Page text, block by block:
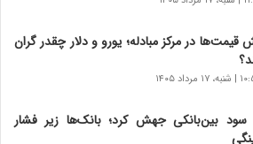
ن
و
س
در مرکز مبادله؛ یورو و دلار چقدر گران
مرداد ۱۴۰۵
سود بین‌بانکی جهش کرد؛ بانک‌ها زیر فشار